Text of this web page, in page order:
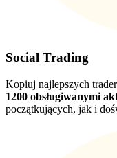
USDT Flexible
Social Trading
Kopiuj najlepszych
1200 obsługiwanymi
początkujących, jak i